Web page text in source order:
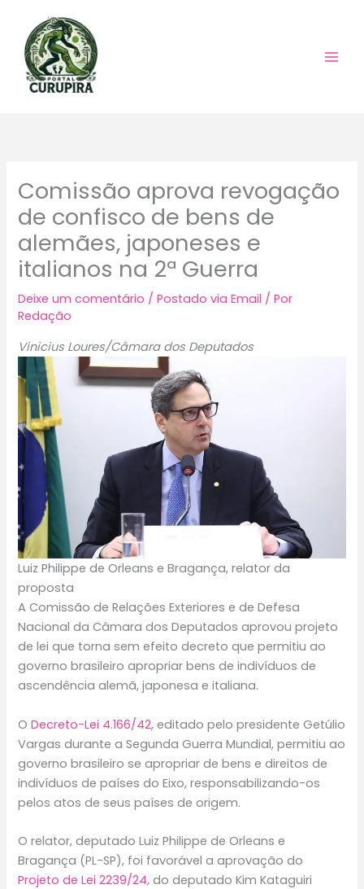
conteúdo
Comissão aprova revogação
de confisco de bens de
alemães, japoneses e
italianos na 2ª Guerra
Deixe um comentário /Postado via Email / Por
Redação
Vinicius Loures/Câmara dos Deputados
Luiz Philippe de Orleans e Bragança, relator da
proposta
A Comissão de Relações Exteriores e de Defesa
Nacional da Câmara dos Deputados aprovou projeto
de lei que torna sem efeito decreto que permitiu ao
governo brasileiro apropriar bens de indivíduos de
ascendência alemã, japonesa e italiana.
ODecreto-Lei 4.166/42, editado pelo presidente Getúlio
Vargas durante a Segunda Guerra Mundial, permitiu ao
governo brasileiro se apropriar de bens e direitos de
indivíduos de países do Eixo, responsabilizando-os
pelos atos de seus países de origem.
O relator, deputado Luiz Philippe de Orleans e
Bragança (PL-SP), foi favorável a aprovação do
Projeto de Lei 2239/24, do deputado Kim Kataguiri